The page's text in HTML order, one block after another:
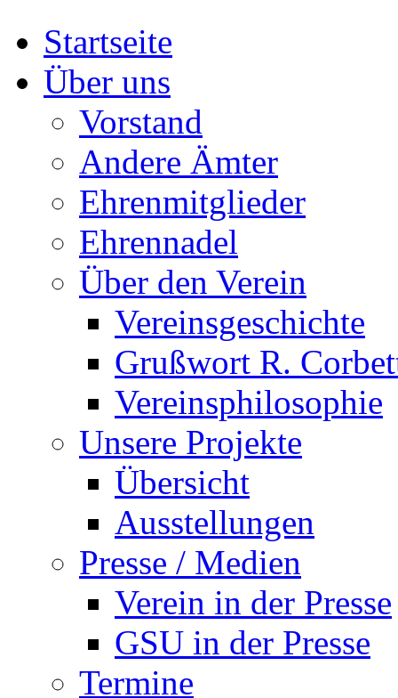
Startseite
Über uns
Vorstand
Andere Ämter
Ehrenmitglieder
Ehrennadel
Über den Verein
Vereinsgeschichte
Grußwort R.
Vereinsphilosophie
Unsere Projekte
Übersicht
Ausstellungen
Presse / Medien
Verein in der Presse
GSU in der Presse
Termine